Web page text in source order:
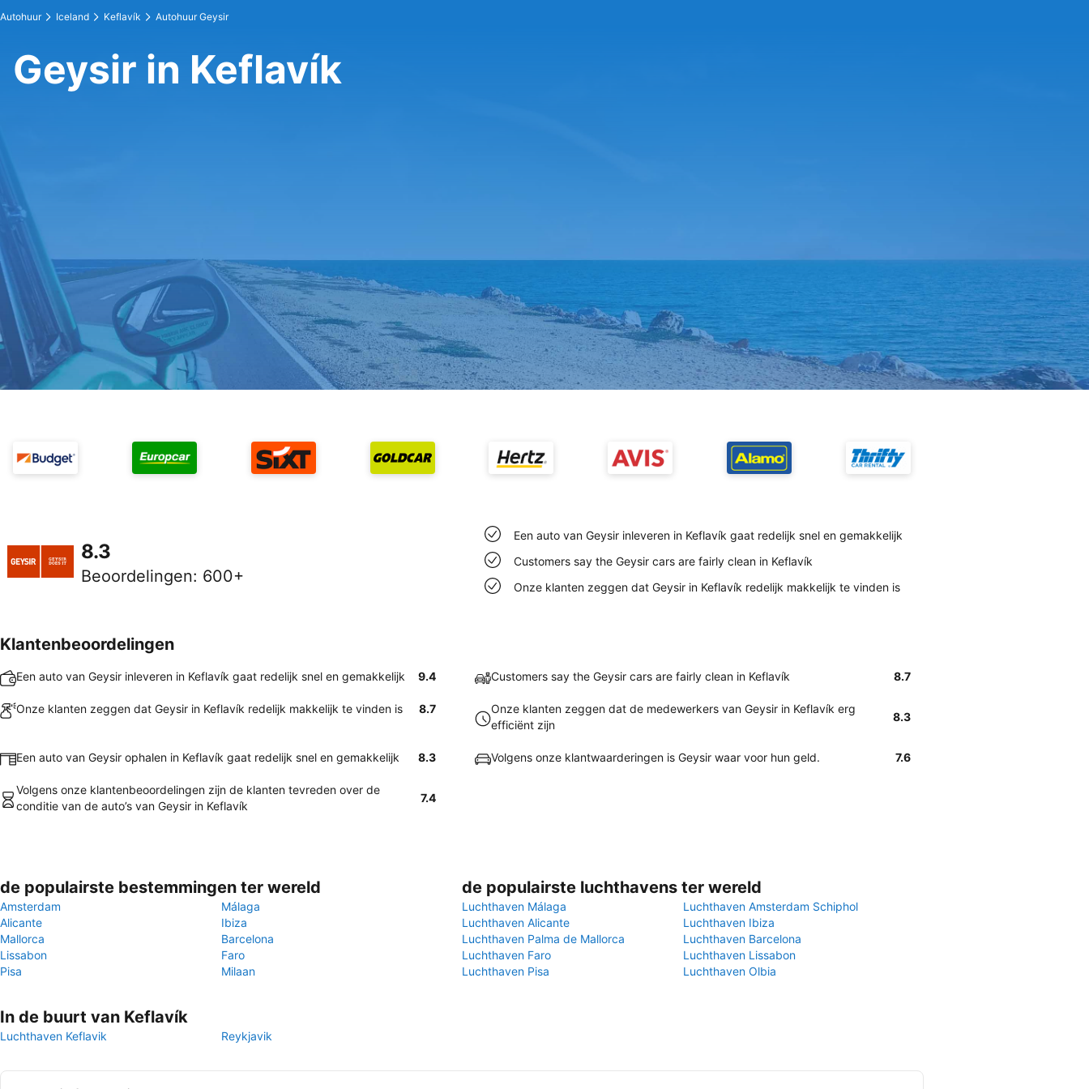
Autohuur Iceland Keflavík Autohuur Geysir
Geysir in Keflavík
8.3
Beoordelingen: 600+
Een auto van Geysir inleveren in Keflavík gaat redelijk snel en gemakkelijk
Customers say the Geysir cars are fairly clean in Keflavík
Onze klanten zeggen dat Geysir in Keflavík redelijk makkelijk te vinden is
Klantenbeoordelingen
Een auto van Geysir inleveren in Keflavík gaat redelijk snel en gemakkelijk 9.4 Customers say the Geysir cars are fairly clean in Keflavík 8.7
Onze klanten zeggen dat Geysir in Keflavík redelijk makkelijk te vinden is 8.7
Onze klanten zeggen dat de medewerkers van Geysir in Keflavík erg
efficiënt zijn
8.3
Een auto van Geysir ophalen in Keflavík gaat redelijk snel en gemakkelijk 8.3 Volgens onze klantwaarderingen is Geysir waar voor hun geld. 7.6
Volgens onze klantenbeoordelingen zijn de klanten tevreden over de
conditie van de auto’s van Geysir in Keflavík
7.4
de populairste bestemmingen ter wereld
Amsterdam
Málaga
Alicante
Ibiza
Mallorca
Barcelona
Lissabon
Faro
Pisa
Milaan
de populairste luchthavens ter wereld
Luchthaven Málaga
Luchthaven Amsterdam Schiphol
Luchthaven Alicante
Luchthaven Ibiza
Luchthaven Palma de Mallorca
Luchthaven Barcelona
Luchthaven Faro
Luchthaven Lissabon
Luchthaven Pisa
Luchthaven Olbia
In de buurt van Keflavík
Luchthaven Keflavik Reykjavik